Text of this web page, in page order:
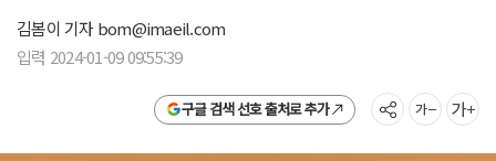
김봄이 기자bom@imaeil.com
입력 2024-01-09 09:55:39
구글 검색 선호 출처로 추가